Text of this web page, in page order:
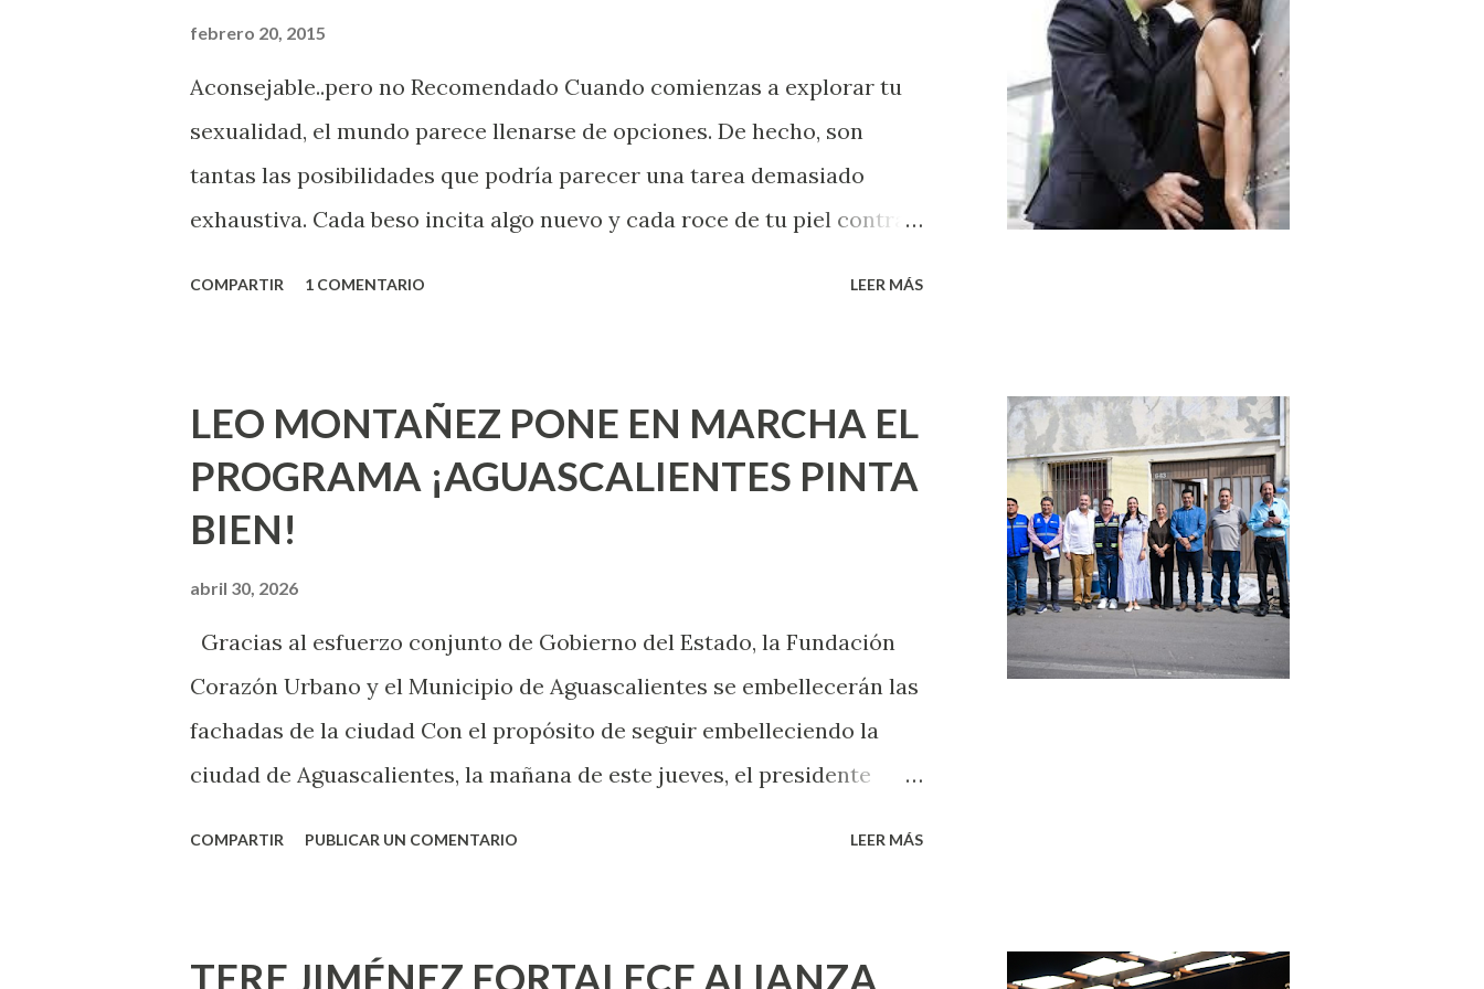
febrero 20, 2015
Aconsejable..pero no Recomendado Cuando comienzas a explorar tu
sexualidad, el mundo parece llenarse de opciones. De hecho, son
tantas las posibilidades que podría parecer una tarea demasiado
exhaustiva. Cada beso incita algo nuevo y cada roce de tu piel contra
que estés lista para lo que sea cuando aún no conoces ni la mitad de
lo que deberías saber. Pero incluso quienes ya han tenido relaciones
sexuales no son expertos o expertas en el tema. Siempre hay algo
nuevo que aprender y nuevas experiencias que conocer. Si eres una
como cualquier persona con experiencia te dirá, siempre es mejor
cuando ambas partes son suficientemen...
COMPARTIR 1 COMENTARIO LEER MÁS
LEO MONTAÑEZ PONE EN MARCHA EL
PROGRAMA ¡AGUASCALIENTES PINTA
BIEN!
abril 30, 2026
Gracias al esfuerzo conjunto de Gobierno del Estado, la Fundación
Corazón Urbano y el Municipio de Aguascalientes se embellecerán las
fachadas de la ciudad Con el propósito de seguir embelleciendo la
ciudad de Aguascalientes, la mañana de este jueves, el presidente
Estado, la Fundación Corazón Urbano y el Municipio capital. Leo
COMPARTIR PUBLICAR UN COMENTARIO LEER MÁS
TERE JIMÉNEZ FORTALECE ALIANZA